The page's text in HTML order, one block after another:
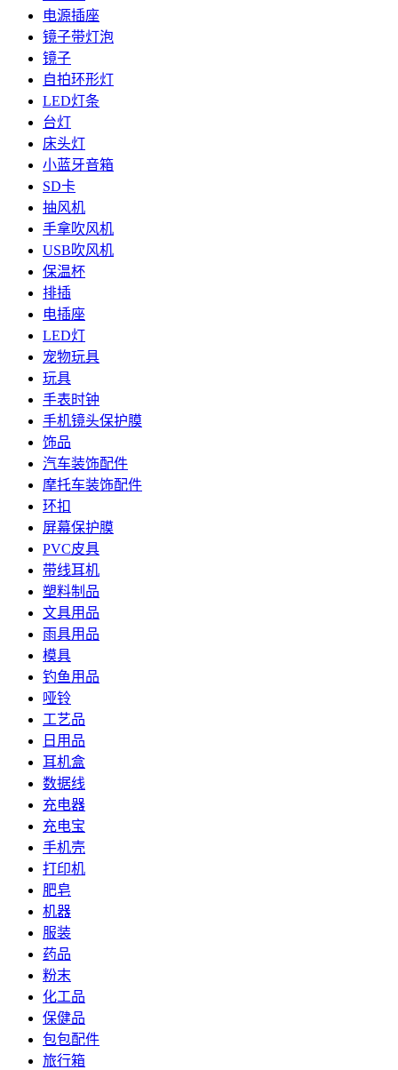
电源插座
镜子带灯泡
镜子
自拍环形灯
LED灯条
台灯
床头灯
小蓝牙音箱
SD卡
抽风机
手拿吹风机
USB吹风机
保温杯
排插
电插座
LED灯
宠物玩具
玩具
手表时钟
手机镜头保护膜
饰品
汽车装饰配件
摩托车装饰配件
环扣
屏幕保护膜
PVC皮具
带线耳机
塑料制品
文具用品
雨具用品
模具
钓鱼用品
哑铃
工艺品
日用品
耳机盒
数据线
充电器
充电宝
手机壳
打印机
肥皂
机器
服装
药品
粉末
化工品
保健品
包包配件
旅行箱